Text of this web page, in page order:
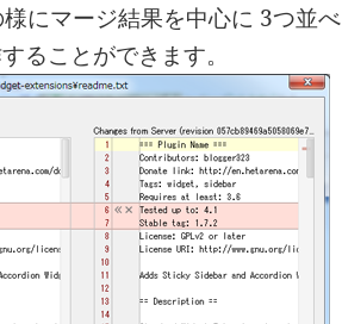
にマージ結果を中心に 3つ並べ
ることができます。